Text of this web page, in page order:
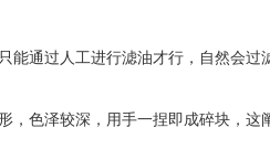
通过人工进行滤油才行，自然会过
色泽较深，用手一捏即成碎块，这